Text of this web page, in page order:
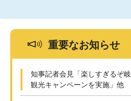
重要なお知らせ
知事記者会見「楽しすぎるぞ
観光キャンペーンを実施」他